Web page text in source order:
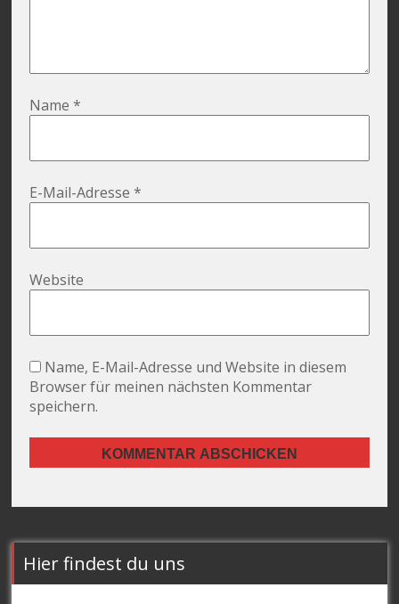
Name*
E-Mail-Adresse*
Website
Name, E-Mail-Adresse und Website in diesem
Browser für meinen nächsten Kommentar
speichern.
Hier findest du uns